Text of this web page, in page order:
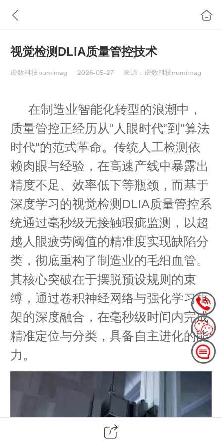
视觉检测DLIA质量管控技术
虚数科技numimag 2026-05-27 来源：虚数科技numimag
在制造业智能化转型的浪潮中，
质量管控正经历从"人眼时代"到"算法
时代"的范式革命。传统人工检测依
赖肉眼与经验，在高速产线中暴露出
精度不足、效率低下等瓶颈，而基于
深度学习的视觉检测DLIA质量管控系
统通过毫秒级无接触瑕疵监测，以超
越人眼疲劳阈值的精准度实现缺陷分
类，彻底重构了制造业的毛细血管。
其核心突破在于摆脱预设规则的束
缚，通过卷积神经网络与强化学习框
架的深度融合，在毫秒级时间内完成
精准定位与分类，具备自主进化的能
力。